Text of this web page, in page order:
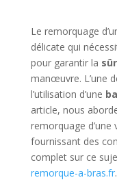
Le remorquage
délicate qui
pour garantir la
manœuvre. L’une
l’utilisation d’une
article, nous
remorquage
fournissant des
complet sur ce
remorque-a-bras.fr.